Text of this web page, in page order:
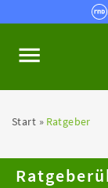
Start Ratgeber